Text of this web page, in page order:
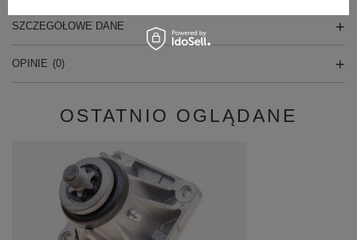
SZCZEGÓŁOWE DANE
OPINIE (0)
OSTATNIO OGLĄDANE